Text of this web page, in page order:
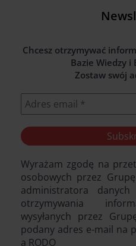
Chcesz otrzymywać
Bazie Wiedzy i
Zostaw swój
Wyrażam zgodę na
osobowych przez
administratora
otrzymywania
wysyłanych przez
podany adres e-mail na
a RODO